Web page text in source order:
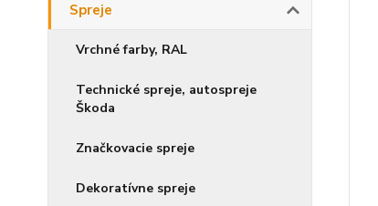
Spreje
Vrchné farby, RAL
Technické spreje, autospreje
Škoda
Značkovacie spreje
Dekoratívne spreje